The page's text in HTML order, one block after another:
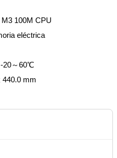
100M CPU
eléctrica
-20～60℃
440.0 mm